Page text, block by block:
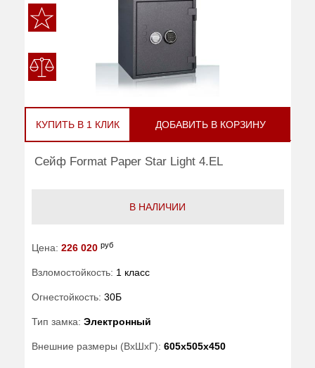
КУПИТЬ В 1 КЛИК ДОБАВИТЬ В КОРЗИНУ
Сейф Format Paper Star Light 4.EL
В НАЛИЧИИ
Цена: 226 020 руб
Взломостойкость: 1 класс
Огнестойкость: 30Б
Тип замка: Электронный
Внешние размеры (ВхШхГ): 605x505x450